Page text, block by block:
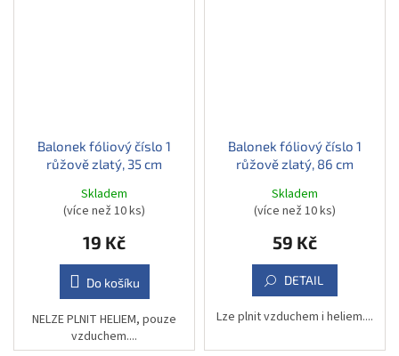
Balonek fóliový číslo 1
růžově zlatý, 35 cm
Skladem
(více než 10 ks)
19 Kč
Do košíku
NELZE PLNIT HELIEM, pouze
vzduchem....
Balonek fóliový číslo 1
růžově zlatý, 86 cm
Skladem
(více než 10 ks)
59 Kč
DETAIL
Lze plnit vzduchem i heliem....